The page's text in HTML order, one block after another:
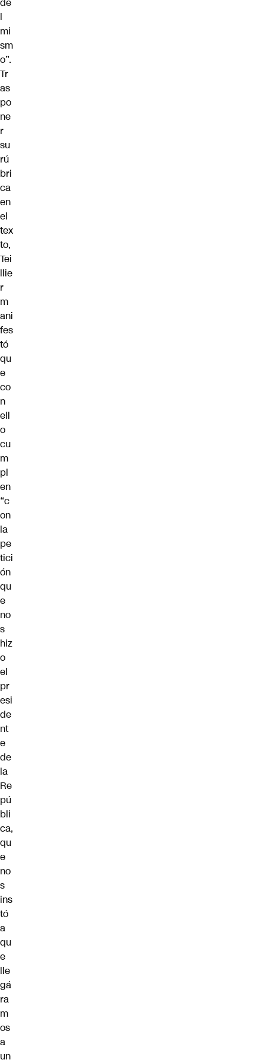
l
mi
sm
o”.
Tr
as
po
ne
r
su
rú
bri
ca
en
el
tex
to,
Tei
llie
r
m
ani
fes
tó
qu
e
co
n
ell
o
cu
m
pl
en
“c
on
la
pe
tici
ón
qu
e
no
s
hiz
o
el
pr
esi
de
nt
e
de
la
Re
pú
bli
ca,
qu
e
no
s
ins
tó
a
qu
e
lle
gá
ra
m
os
a
un